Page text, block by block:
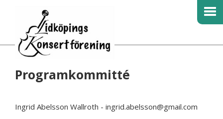
Programkommitté
Ingrid Abelsson Wallroth - ingrid.abelsson@gmail.com